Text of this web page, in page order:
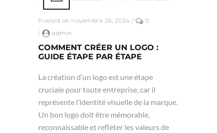
Posted on novembre 26, 2024 /
0
/
admin
COMMENT CRÉER UN LOGO :
GUIDE ÉTAPE PAR ÉTAPE
La création d’un logo est une étape
cruciale pour toute entreprise, car il
représente l’identité visuelle de la marque.
Un bon logo doit être mémorable,
reconnaissable et refléter les valeurs de